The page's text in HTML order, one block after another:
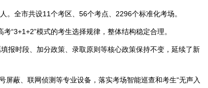
全市共设11个考区、56个考点、2296个标准化考场。
“3+1+2”模式的考生选择规律，整体结构稳定合理。
报时段、加分政策、录取原则等核心政策保持不变，延续了新
蔽、联网侦测等专业设备，落实考场智能巡查和考生“无声入